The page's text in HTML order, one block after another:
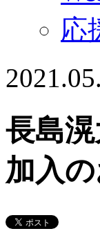
応
長島
加入